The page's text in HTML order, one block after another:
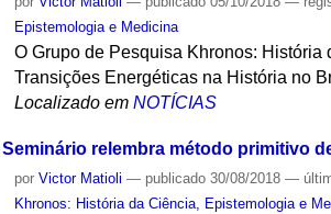
Epistemologia e Medicina
O Grupo de Pesquisa Khronos:
Transições Energéticas na História no
Localizado em NOTÍCIAS
Seminário relembra método primitivo
porVictor Matioli — publicado 30/08/2018—
Khronos: História da Ciência, Epistemologia e